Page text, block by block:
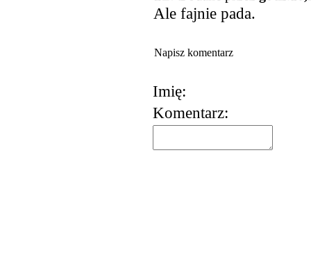
Ale fajnie pada.
Napisz komentarz
Imię:
Komentarz: